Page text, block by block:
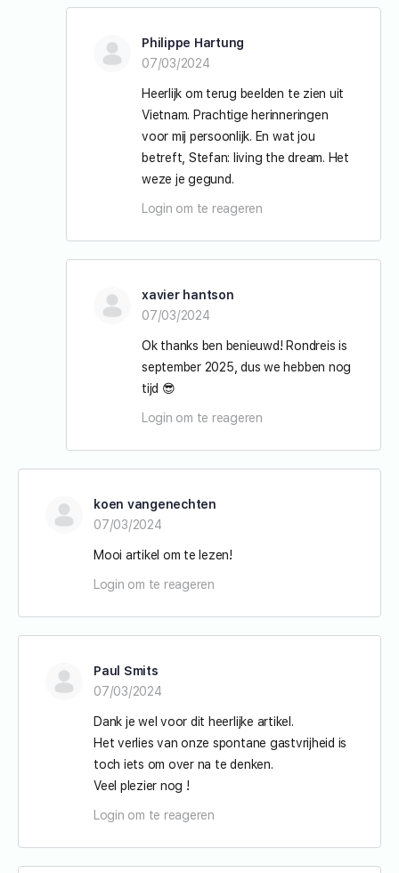
Philippe Hartung
07/03/2024
Heerlijk om terug beelden te zien uit
Vietnam. Prachtige herinneringen
voor mij persoonlijk. En wat jou
betreft, Stefan: living the dream. Het
weze je gegund.
Login om te reageren
xavier hantson
07/03/2024
Ok thanks ben benieuwd! Rondreis is
september 2025, dus we hebben nog
tijd 😎
Login om te reageren
koen vangenechten
07/03/2024
Mooi artikel om te lezen!
Login om te reageren
Paul Smits
07/03/2024
Dank je wel voor dit heerlijke artikel.
Het verlies van onze spontane gastvrijheid is
toch iets om over na te denken.
Veel plezier nog !
Login om te reageren